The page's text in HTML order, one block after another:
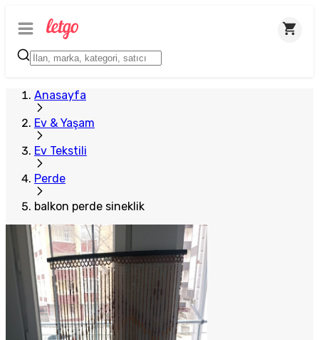
Anasayfa
Ev & Yaşam
Ev Tekstili
Perde
balkon perde sineklik